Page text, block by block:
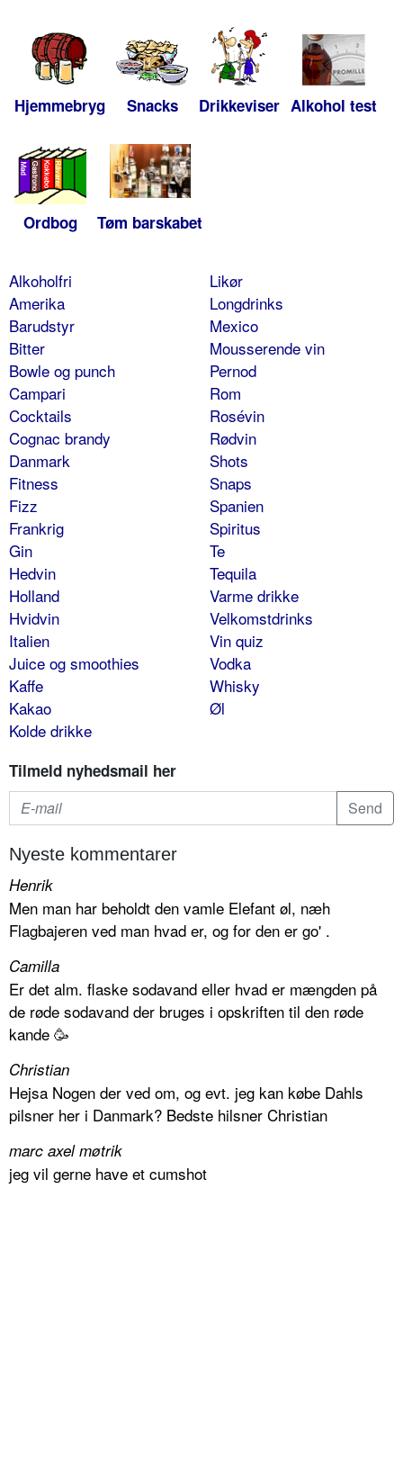
Hjemmebryg Snacks Drikkeviser Alkohol test
Ordbog Tøm barskabet
Alkoholfri
Amerika
Barudstyr
Bitter
Bowle og punch
Campari
Cocktails
Cognac brandy
Danmark
Fitness
Fizz
Frankrig
Gin
Hedvin
Holland
Hvidvin
Italien
Juice og smoothies
Kaffe
Kakao
Kolde drikke
Likør
Longdrinks
Mexico
Mousserende vin
Pernod
Rom
Rosévin
Rødvin
Shots
Snaps
Spanien
Spiritus
Te
Tequila
Varme drikke
Velkomstdrinks
Vin quiz
Vodka
Whisky
Øl
Tilmeld nyhedsmail her
Nyeste kommentarer
Henrik
Men man har beholdt den vamle Elefant øl, næh
Flagbajeren ved man hvad er, og for den er go' .
Camilla
Er det alm. flaske sodavand eller hvad er mængden på
de røde sodavand der bruges i opskriften til den røde
kande 🥳
Christian
Hejsa Nogen der ved om, og evt. jeg kan købe Dahls
pilsner her i Danmark? Bedste hilsner Christian
marc axel møtrik
jeg vil gerne have et cumshot